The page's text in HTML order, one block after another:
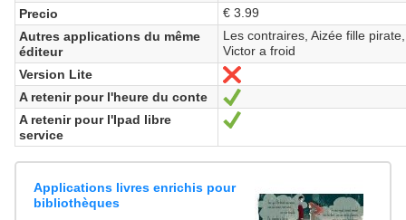
Precio
€ 3.99
Autres applications du même
éditeur
Les contraires, Aizée fille pirate,
Victor a froid
Version Lite
No
A retenir pour l'heure du conte
A retenir pour l'Ipad libre
service
Sí
Applications livres enrichis pour
bibliothèques